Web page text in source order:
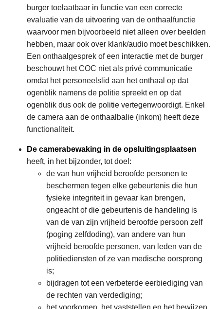
burger toelaatbaar in functie van een correcte
evaluatie van de uitvoering van de onthaalfunctie
waarvoor men bijvoorbeeld niet alleen over beelden
hebben, maar ook over klank/audio moet beschikken.
Een onthaalgesprek of een interactie met de burger
beschouwt het COC niet als privé communicatie
omdat het personeelslid aan het onthaal op dat
ogenblik namens de politie spreekt en op dat
ogenblik dus ook de politie vertegenwoordigt. Enkel
de camera aan de onthaalbalie (inkom) heeft deze
functionaliteit.
De camerabewaking in de opsluitingsplaatsen
heeft, in het bijzonder, tot doel:
de van hun vrijheid beroofde personen te
beschermen tegen elke gebeurtenis die hun
fysieke integriteit in gevaar kan brengen,
ongeacht of die gebeurtenis de handeling is
van de van zijn vrijheid beroofde persoon zelf
(poging zelfdoding), van andere van hun
vrijheid beroofde personen, van leden van de
politiediensten of ze van medische oorsprong
is;
bijdragen tot een verbeterde eerbiediging van
de rechten van verdediging;
het voorkomen, het vaststellen en het bewijzen